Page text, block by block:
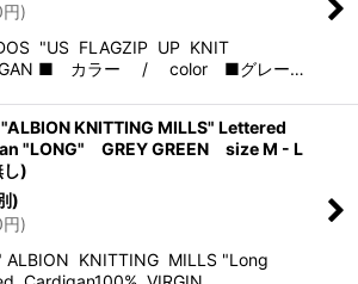
円)
"US FLAGZIP UP KNIT
■ カラー / color ■グレー…
KNITTING MILLS" Lettered
"LONG" GREY GREEN size M - L
し)
)
円)
ALBION KNITTING MILLS "Long